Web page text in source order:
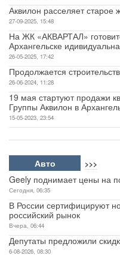
Аквилон расселяет старое
27-09-2025, 15:48
На ЖК «АКВАРТАЛ»
Архангельске
26-05-2025, 17:42
Продолжается
26-06-2024, 11:28
19 мая стартуют продажи
Группы Аквилон в
15-05-2023, 23:54
Авто >>>
Geely поднимает цены на
Сегодня, 06:35
В России сертифицируют
российский рынок
Вчера, 06:44
Депутаты предложили
6-08-2026, 08:30